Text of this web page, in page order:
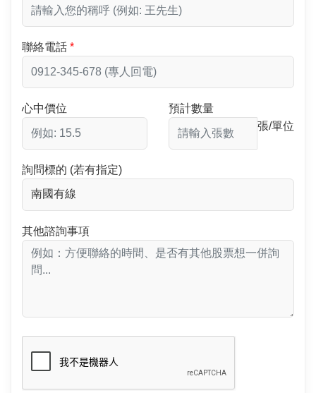
聯絡電話
心中價位
預計數量
張/單位
詢問標的 (若有指定)
其他諮詢事項